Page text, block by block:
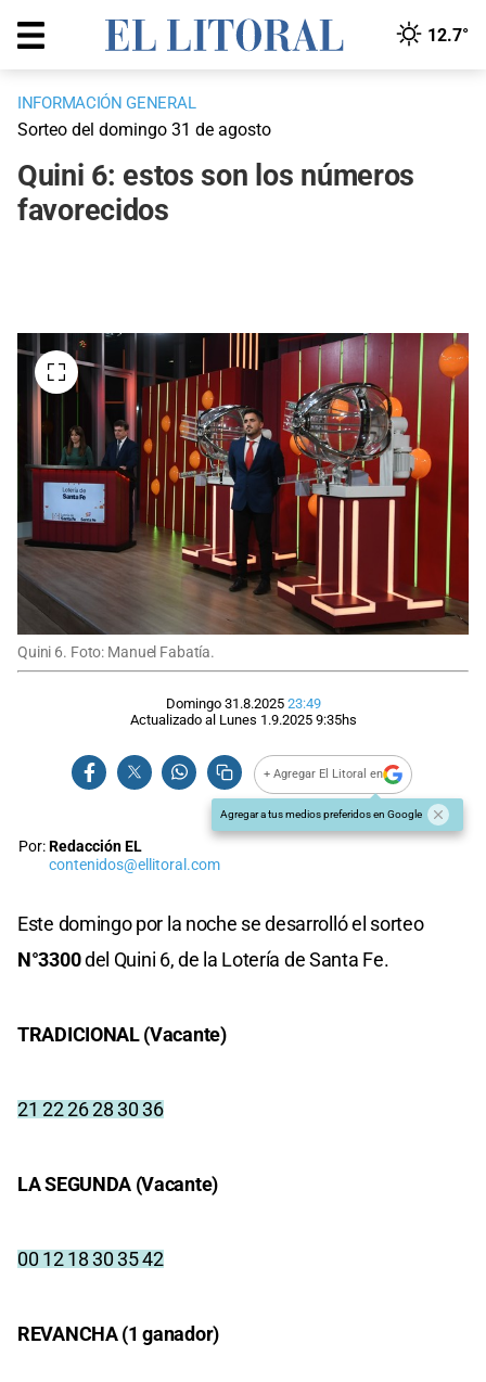
12.7°
INFORMACIÓN GENERAL
Sorteo del domingo 31 de agosto
Quini 6: estos son los números
favorecidos
Quini 6. Foto: Manuel Fabatía.
Domingo 31.8.2025 23:49
Actualizado al Lunes 1.9.2025 9:35hs
+ Agregar El Litoral en
Agregar a tus medios preferidos en Google
Por:Redacción EL
contenidos@ellitoral.com
Este domingo por la noche se desarrolló el sorteo
N°3300del Quini 6, de la Lotería de Santa Fe.
TRADICIONAL (Vacante)
21 22 26 28 30 36
LA SEGUNDA (Vacante)
00 12 18 30 35 42
REVANCHA (1 ganador)